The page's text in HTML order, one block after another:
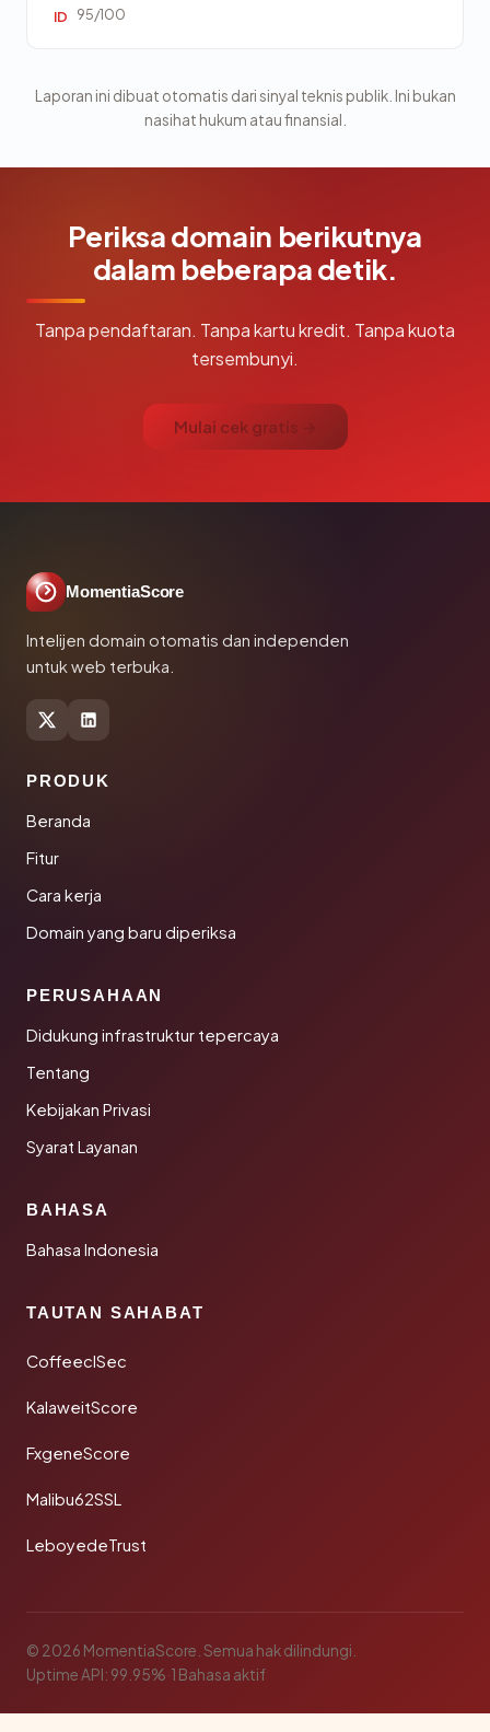
ID 95/100
Laporan ini dibuat otomatis dari sinyal teknis publik. Ini bukan
nasihat hukum atau finansial.
Periksa domain berikutnya
dalam beberapa detik.
Tanpa pendaftaran. Tanpa kartu kredit. Tanpa kuota
tersembunyi.
Mulai cek gratis →
MomentiaScore
Intelijen domain otomatis dan independen
untuk web terbuka.
PRODUK
Beranda
Fitur
Cara kerja
Domain yang baru diperiksa
PERUSAHAAN
Didukung infrastruktur tepercaya
Tentang
Kebijakan Privasi
Syarat Layanan
BAHASA
Bahasa Indonesia
TAUTAN SAHABAT
CoffeeclSec
KalaweitScore
FxgeneScore
Malibu62SSL
LeboyedeTrust
© 2026 MomentiaScore. Semua hak dilindungi.
Uptime API: 99.95%·1 Bahasa aktif